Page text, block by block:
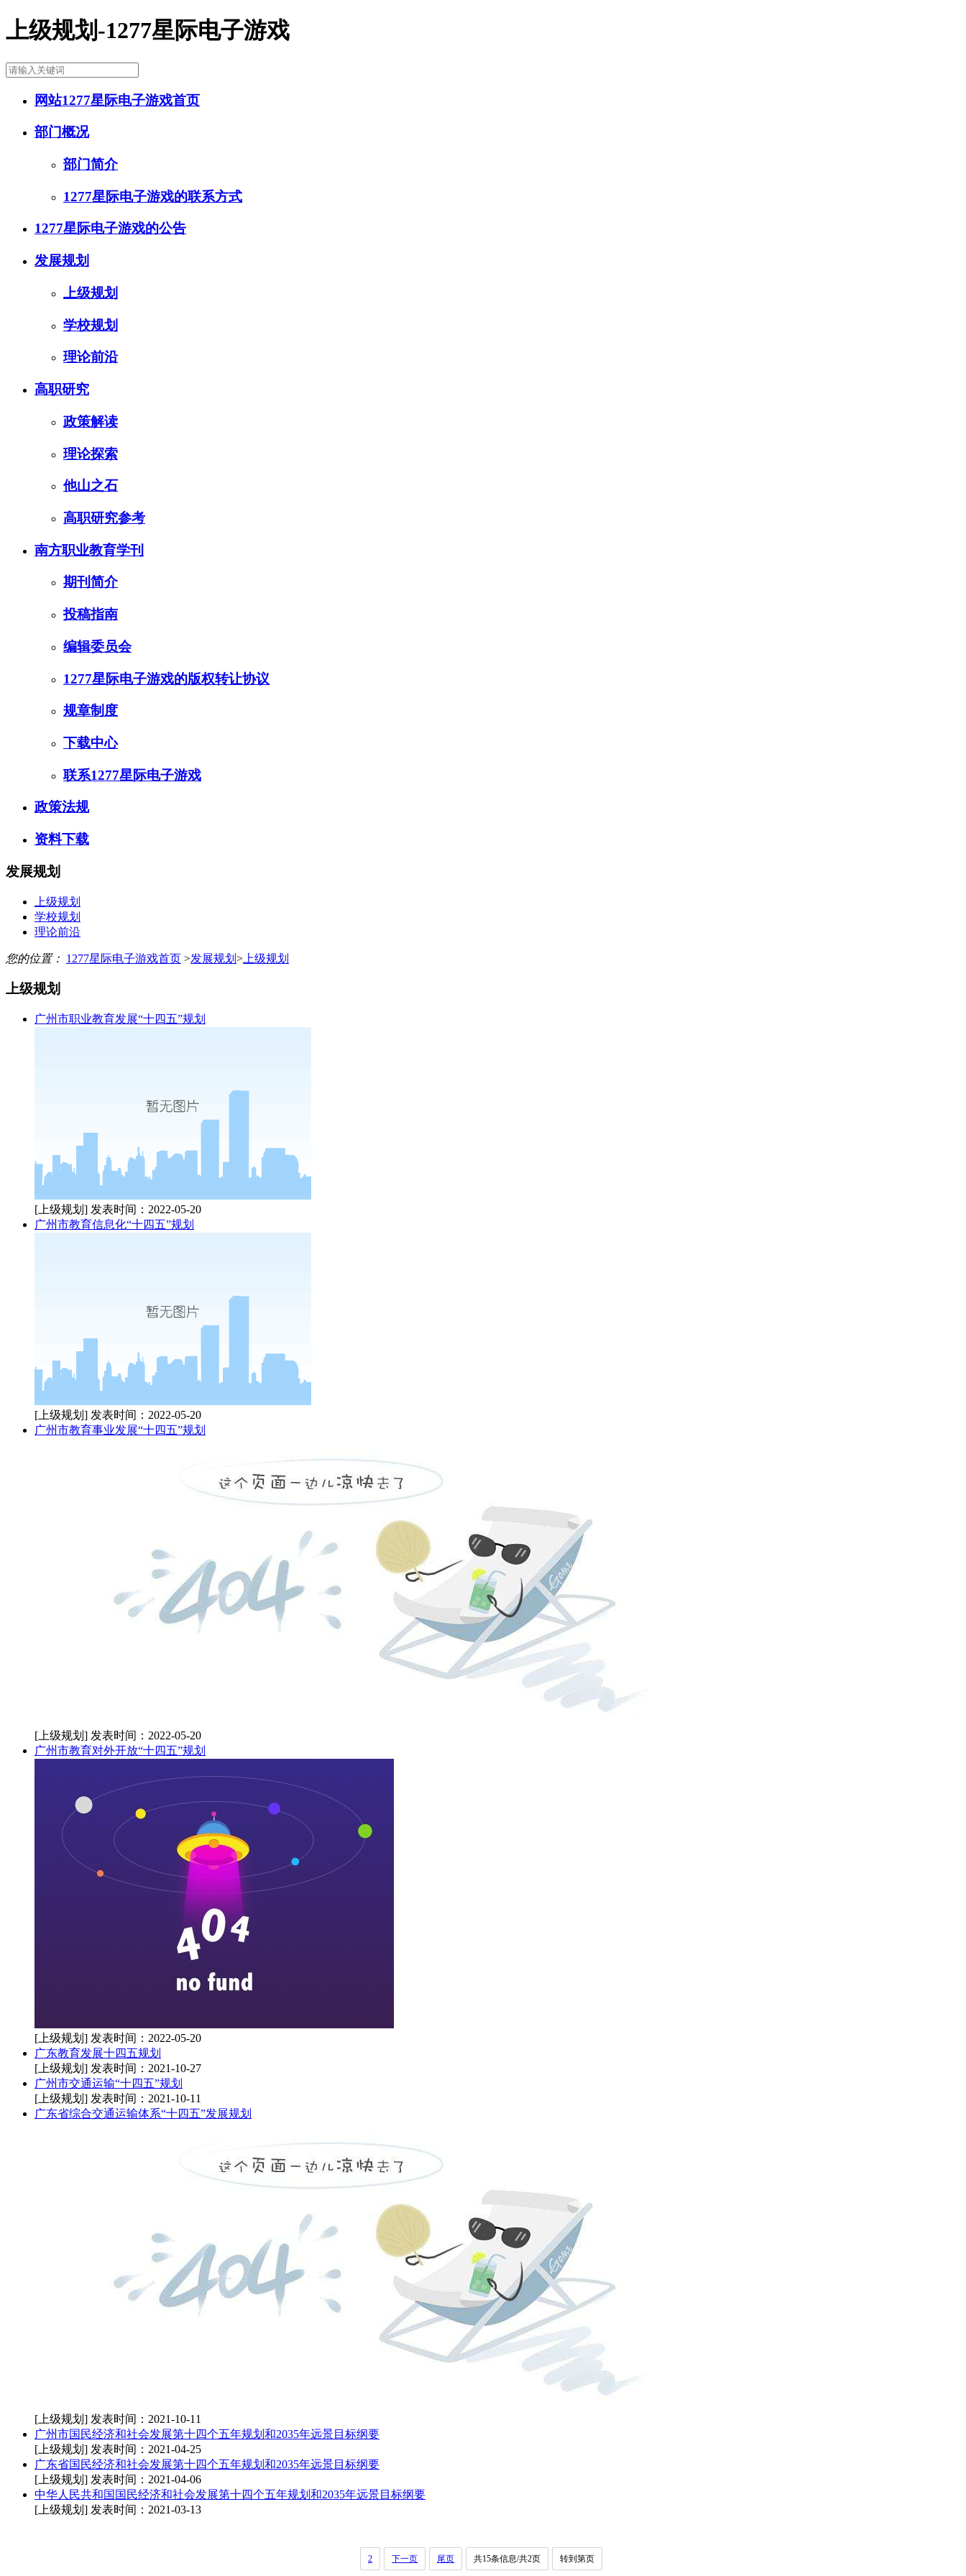
上级规划-1277星际电子游戏
网站1277星际电子游戏首页
部门概况
部门简介
1277星际电子游戏的联系方式
1277星际电子游戏的公告
发展规划
上级规划
学校规划
理论前沿
高职研究
政策解读
理论探索
他山之石
高职研究参考
南方职业教育学刊
期刊简介
投稿指南
编辑委员会
1277星际电子游戏的版权转让协议
规章制度
下载中心
联系1277星际电子游戏
政策法规
资料下载
发展规划
上级规划
学校规划
理论前沿
您的位置： 1277星际电子游戏首页 >发展规划 > 上级规划
上级规划
广州市职业教育发展“十四五”规划
[上级规划] 发表时间：2022-05-20
广州市教育信息化“十四五”规划
[上级规划] 发表时间：2022-05-20
广州市教育事业发展“十四五”规划
[上级规划] 发表时间：2022-05-20
广州市教育对外开放“十四五”规划
[上级规划] 发表时间：2022-05-20
广东教育发展十四五规划
[上级规划] 发表时间：2021-10-27
广州市交通运输“十四五”规划
[上级规划] 发表时间：2021-10-11
广东省综合交通运输体系“十四五”发展规划
[上级规划] 发表时间：2021-10-11
广州市国民经济和社会发展第十四个五年规划和2035年远景目标纲要
[上级规划] 发表时间：2021-04-25
广东省国民经济和社会发展第十四个五年规划和2035年远景目标纲要
[上级规划] 发表时间：2021-04-06
中华人民共和国国民经济和社会发展第十四个五年规划和2035年远景目标纲要
[上级规划] 发表时间：2021-03-13
2 下一页 尾页 共15条信息/共2页 转到第页